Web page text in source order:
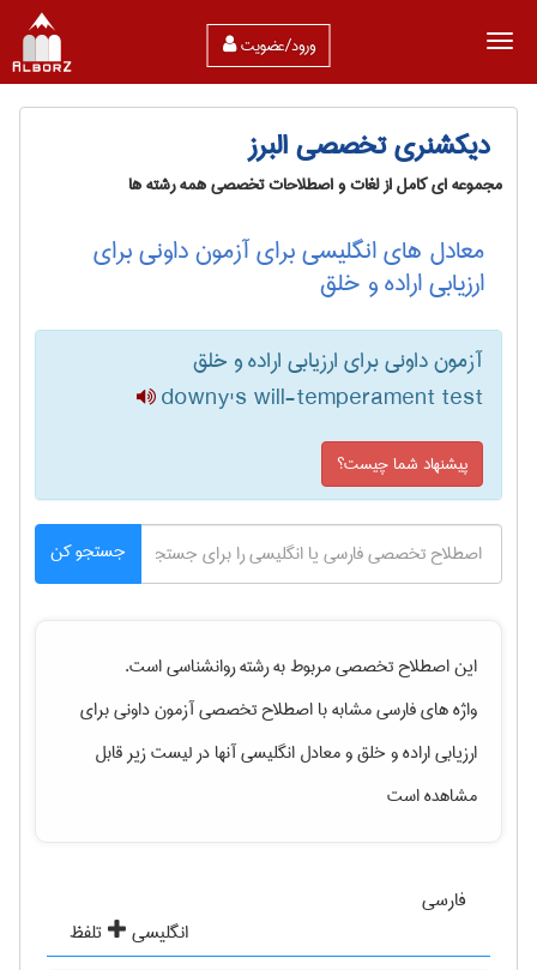
ورود/عضویت
دیکشنری تخصصی البرز
مجموعه ای کامل از لغات و اصطلاحات تخصصی همه رشته ها
معادل های انگلیسی برای آزمون داونی برای
ارزیابی اراده و خلق
آزمون داونی برای ارزیابی اراده و خلق
downy's will-temperament test
پیشنهاد شما چیست؟
جستجو کن
این اصطلاح تخصصی مربوط به رشتهروانشناسیاست.
واژه های فارسی مشابه با اصطلاح تخصصیآزمون داونی برای
ارزیابی اراده و خلقو معادل انگلیسی آنها در لیست زیر قابل
مشاهده است
فارسی
انگلیسی
تلفظ